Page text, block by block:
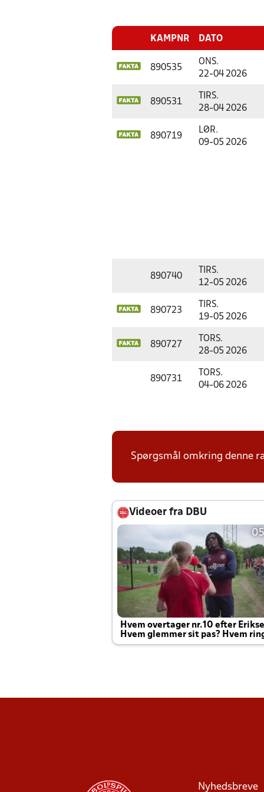
KAMPNR DATO
890535
ONS.
22-04 2026
890531
TIRS.
28-04 2026
890719
LØR.
09-05 2026
890740
TIRS.
12-05 2026
890723
TIRS.
19-05 2026
890727
TORS.
28-05 2026
890731
TORS.
04-06 2026
Spørgsmål omkring denne
Videoer fra DBU
Hvem overtager nr.10 efter
Hvem glemmer sit pas? Hvem
Joachim altid til efter kampe?
Nyhedsbreve